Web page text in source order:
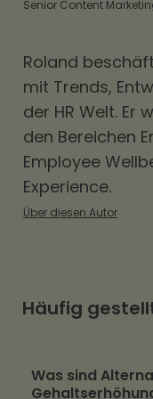
Senior Content
Roland
mit Trends,
der HR Welt. Er
den Bereichen
Employee
Experience.
Über diesen Autor
Häufig
Was sind